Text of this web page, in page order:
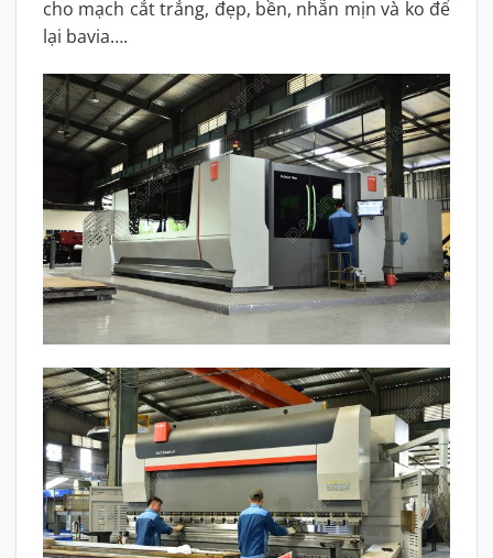
cho mạch cắt trắng, đẹp, bền, nhẵn mịn và ko để
lại bavia….